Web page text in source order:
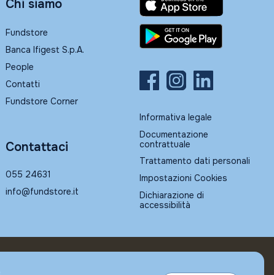
Chi siamo
Fundstore
Banca Ifigest S.p.A.
People
Contatti
Fundstore Corner
Contattaci
055 24631
info@fundstore.it
Informativa legale
Documentazione
contrattuale
Trattamento dati personali
Impostazioni Cookies
Dichiarazione di
accessibilità